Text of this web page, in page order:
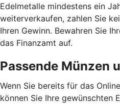
Edelmetalle mindestens ein
weiterverkaufen, zahlen Sie
Ihren Gewinn. Bewahren Sie
das Finanzamt auf.
Passende Münzen
Wenn Sie bereits für das
können Sie Ihre gewünschten